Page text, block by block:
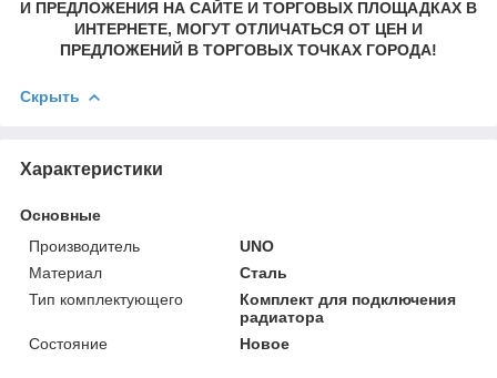
И ПРЕДЛОЖЕНИЯ НА САЙТЕ И ТОРГОВЫХ ПЛОЩАДКАХ В
ИНТЕРНЕТЕ, МОГУТ ОТЛИЧАТЬСЯ ОТ ЦЕН И
ПРЕДЛОЖЕНИЙ В ТОРГОВЫХ ТОЧКАХ ГОРОДА!
Скрыть
Характеристики
Основные
Производитель
UNO
Материал
Сталь
Тип комплектующего
Комплект для подключения
радиатора
Состояние
Новое